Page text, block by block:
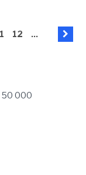
12 ...
50 000